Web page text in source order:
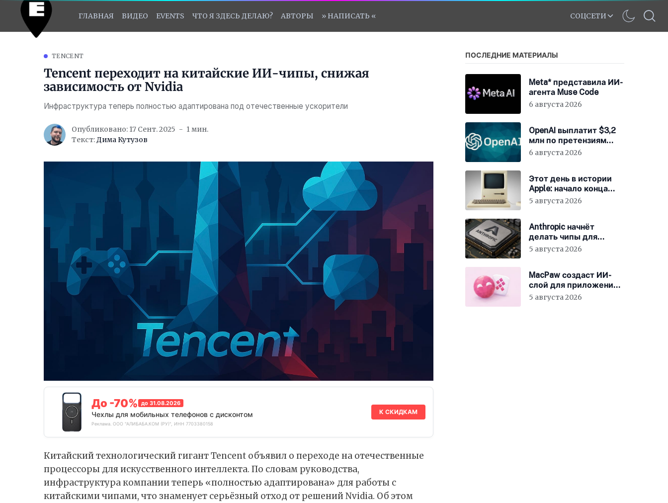
ГЛАВНАЯ ВИДЕО EVENTS ЧТО Я ЗДЕСЬ ДЕЛАЮ? АВТОРЫ » НАПИСАТЬ « СОЦСЕТИ
TENCENT
Tencent переходит на китайские ИИ-чипы, снижая
зависимость от Nvidia
Инфраструктура теперь полностью адаптирована под отечественные ускорители
Опубликовано: 17 Сент. 2025
1 мин.
Текст:Дима Кутузов
До -70% до 31.08.2026
Чехлы для мобильных телефонов с дисконтом
Реклама. ООО "АЛИБАБА.КОМ (РУ)", ИНН 7703380158
К СКИДКАМ
Китайский технологический гигант Tencent объявил о переходе на отечественные
процессоры для искусственного интеллекта. По словам руководства,
инфраструктура компании теперь «полностью адаптирована» для работы с
китайскими чипами, что знаменует серьёзный отход от решений Nvidia. Об этом
ПОСЛЕДНИЕ МАТЕРИАЛЫ
Meta* представила ИИ-
агента Muse Code
6 августа 2026
OpenAI выплатит $3,2
млн по претензиям
Минюста США
6 августа 2026
Этот день в истории
Apple: начало конца
для клонов Mac
5 августа 2026
Anthropic начнёт
делать чипы для
Claude
5 августа 2026
MacPaw создаст ИИ-
слой для приложений
Mac
5 августа 2026